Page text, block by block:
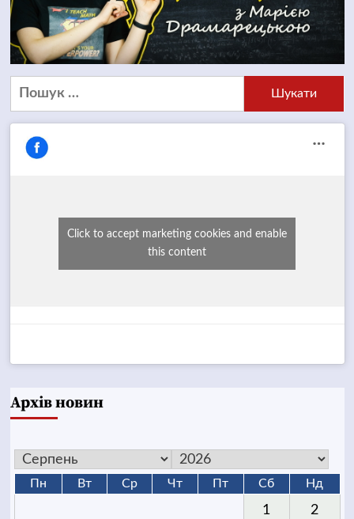
Пошук:
Click to accept marketing cookies and enable
this content
Архів новин
Пн Вт Ср Чт Пт Сб Нд
1 2